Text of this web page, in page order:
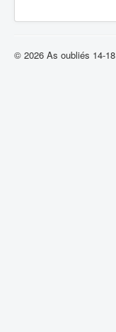
© 2026 As oubliés 14-18